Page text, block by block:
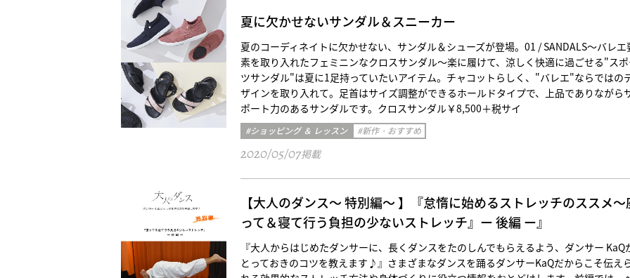
夏に欠かせないサンダル＆スニーカー
夏のコーディネイトに欠かせない、サンダル＆シューズが登場。01 / SANDALS～バレエ
素を取り入れたフェミニンなクロスサンダル～楽に履けて、涼しく快適に過ごせる"ス
ツサンダル"は夏に1足持っていたいアイテム。チャコットらしく、"バレエ"ならではの
ザインを取り入れて。足首はサイズ調整ができるホールドタイプで、上品でありながら
ポート力のあるサンダルです。クロスサンダル￥8,500＋税サイ
#ショッピング ＆ レッスン #新作・おすすめ
2020/05/07掲載
【大人のダンス〜 特別編〜 】『怠惰に始めるストレッチのススメ～
って＆寝て行う負担の少ないストレッチ』ー 後編 ー』
『大人からはじめたダンサーに、長くダンスをたのしんでもらえるよう、ダンサー KaQ
とっておきのコツを教えます♪』さまざまなダンスを踊るダンサーKaQだからこそ伝え